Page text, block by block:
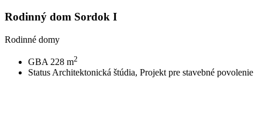
Rodinný dom Sordok I
Rodinné domy
GBA 228 m2
Status Architektonická štúdia, Projekt pre stavebné povolenie